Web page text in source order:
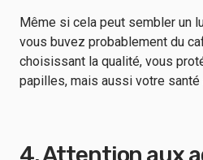
Même si cela peut sembler un
vous buvez probablement du
choisissant la qualité, vous
papilles, mais aussi votre santé